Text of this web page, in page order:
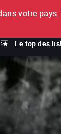
Le top des
votre pays.